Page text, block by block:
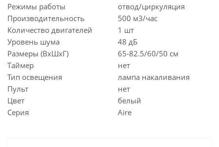
Режимы работы
отвод/циркуляция
Производительность
500 м3/час
Количество двигателей
1 шт
Уровень шума
48 дБ
Размеры (ВхШхГ)
65-82.5/60/50 см
Таймер
нет
Тип освещения
лампа накаливания
Пульт
нет
Цвет
белый
Серия
Aire